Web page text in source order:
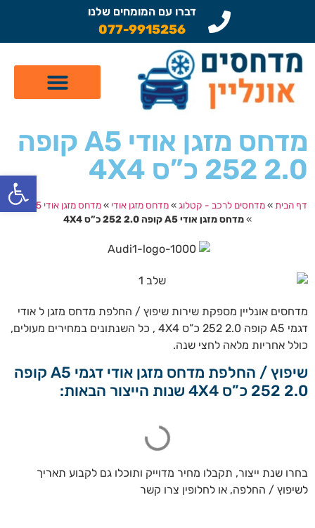
דברו עם המומחים שלנו
077-9915256
מדחס מזגן אודי A5 קופה
2.0 252 כ”ס 4X4
דף הבית »מדחסים לרכב - קטלוג »מדחס מזגן אודי »מדחס מזגן אודי A5 קופה
»מדחס מזגן אודי A5 קופה 2.0 252 כ”ס 4X4
מדחסים אונליין מספקת שירות שיפוץ / החלפת מדחס מזגן ל אודי
דגמי A5 קופה 2.0 252 כ”ס 4X4 , כל השנתונים במחירים מעולים,
כולל אחריות מלאה לחצי שנה.
שיפוץ / החלפת מדחס מזגן אודי דגמי A5 קופה
2.0 252 כ”ס 4X4 שנות הייצור הבאות:
בחרו שנת ייצור, תקבלו מחיר מדוייק ותוכלו גם לקבוע תאריך
לשיפוץ / החלפה, או לחלופין צרו קשר